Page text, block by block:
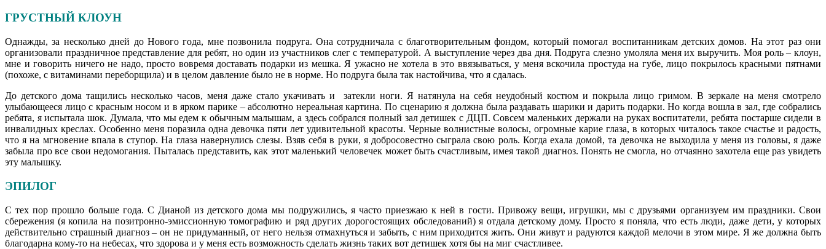
ГРУСТНЫЙ КЛОУН
Однажды, за несколько дней до Нового года, мне позвонила подруга. Она сотрудничала с благотворительным фондом, который помогал воспитанникам детских домов. На этот раз они
организовали праздничное представление для ребят, но один из участников слег с температурой. А выступление через два дня. Подруга слезно умоляла меня их выручить. Моя роль – клоун,
мне и говорить ничего не надо, просто вовремя доставать подарки из мешка. Я ужасно не хотела в это ввязываться, у меня вскочила простуда на губе, лицо покрылось красными пятнами
(похоже, с витаминами переборщила) и в целом давление было не в норме. Но подруга была так настойчива, что я сдалась.
До детского дома тащились несколько часов, меня даже стало укачивать и затекли ноги. Я натянула на себя неудобный костюм и покрыла лицо гримом. В зеркале на меня смотрело
улыбающееся лицо с красным носом и в ярком парике – абсолютно нереальная картина. По сценарию я должна была раздавать шарики и дарить подарки. Но когда вошла в зал, где собрались
ребята, я испытала шок. Думала, что мы едем к обычным малышам, а здесь собрался полный зал детишек с ДЦП. Совсем маленьких держали на руках воспитатели, ребята постарше сидели в
инвалидных креслах. Особенно меня поразила одна девочка пяти лет удивительной красоты. Черные волнистные волосы, огромные карие глаза, в которых читалось такое счастье и радость,
что я на мгновение впала в ступор. На глаза навернулись слезы. Взяв себя в руки, я добросовестно сыграла свою роль. Когда ехала домой, та девочка не выходила у меня из головы, я даже
забыла про все свои недомогания. Пыталась представить, как этот маленький человечек может быть счастливым, имея такой диагноз. Понять не смогла, но отчаянно захотела еще раз увидеть
эту малышку.
ЭПИЛОГ
С тех пор прошло больше года. С Дианой из детского дома мы подружились, я часто приезжаю к ней в гости. Привожу вещи, игрушки, мы с друзьями организуем им праздники. Свои
сбережения (я копила на позитронно-эмиссионную томографию и ряд других дорогостоящих обследований) я отдала детскому дому. Просто я поняла, что есть люди, даже дети, у которых
действительно страшный диагноз – он не придуманный, от него нельзя отмахнуться и забыть, с ним приходится жить. Они живут и радуются каждой мелочи в этом мире. Я же должна быть
благодарна кому-то на небесах, что здорова и у меня есть возможность сделать жизнь таких вот детишек хотя бы на миг счастливее.